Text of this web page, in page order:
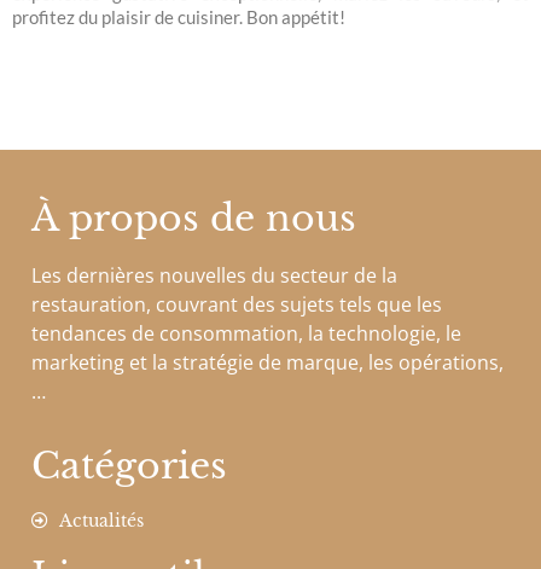
profitez du plaisir de cuisiner. Bon appétit!
À propos de nous
Les dernières nouvelles du secteur de la
restauration, couvrant des sujets tels que les
tendances de consommation, la technologie, le
marketing et la stratégie de marque, les opérations,
…
Catégories
Actualités